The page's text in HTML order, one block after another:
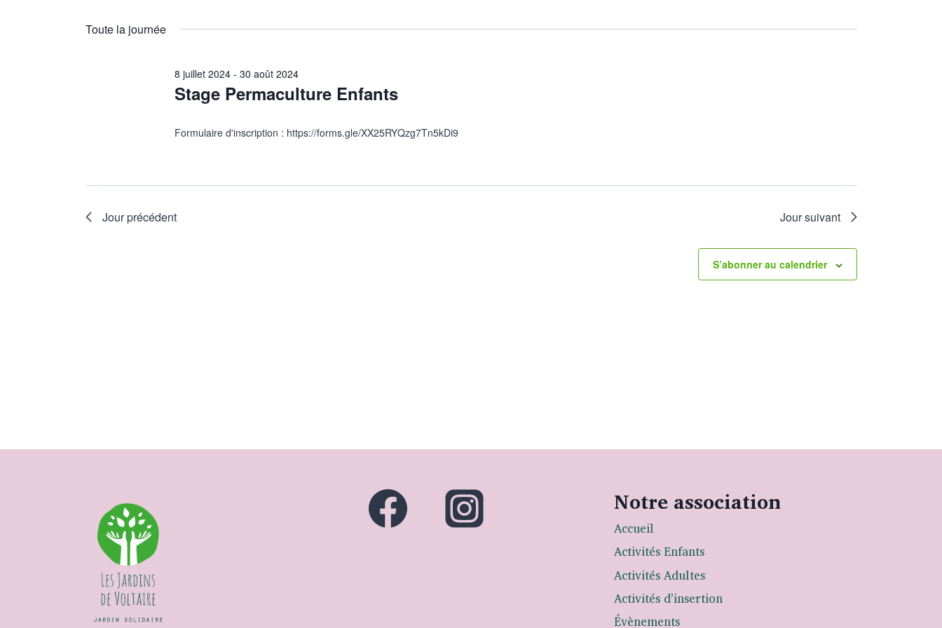
juillet
vues
Évènements
mot-
une
Toute la journée
Stage Permaculture Enfants
8 juillet 2024 -30 août 2024
Formulaire d'inscription : https://forms.gle/XX25RYQzg7Tn5kDi9
Jour précédent Jour suivant
S’abonner au calendrier
Notre association
Accueil
Activités Enfants
Activités Adultes
Activités d’insertion
Évènements